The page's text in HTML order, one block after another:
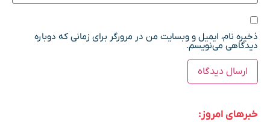
ذخیره نام، ایمیل و وبسایت من در مرورگر برای زمانی که دوباره
دیدگاهی می‌نویسم.
خبرهای امروز: